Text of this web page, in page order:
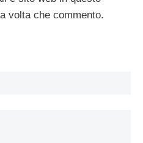
volta che commento.